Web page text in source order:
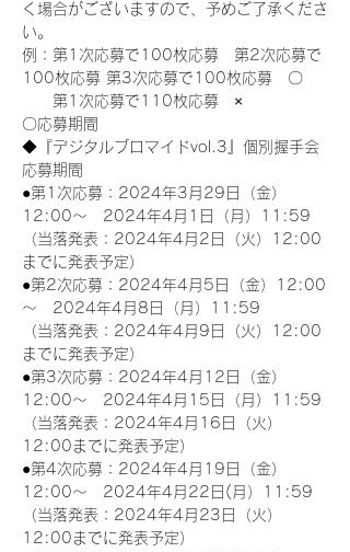
く場合がございますので、予めご了承くださ
い。
例：第1次応募で100枚応募　第2次応募で
100枚応募 第3次応募で100枚応募　〇
第1次応募で110枚応募　×
〇応募期間
◆『デジタルブロマイドvol.3』個別握手会
応募期間
●第1次応募：2024年3月29日（金）
12:00～　2024年4月1日（月）11:59
（当落発表：2024年4月2日（火）12:00
までに発表予定）
●第2次応募：2024年4月5日（金）12:00
～　2024年4月8日（月）11:59
（当落発表：2024年4月9日（火）12:00
までに発表予定）
●第3次応募：2024年4月12日（金）
12:00～　2024年4月15日（月）11:59
（当落発表：2024年4月16日（火）
12:00までに発表予定）
●第4次応募：2024年4月19日（金）
12:00～　2024年4月22日(月）11:59
（当落発表：2024年4月23日（火）
12:00までに発表予定）